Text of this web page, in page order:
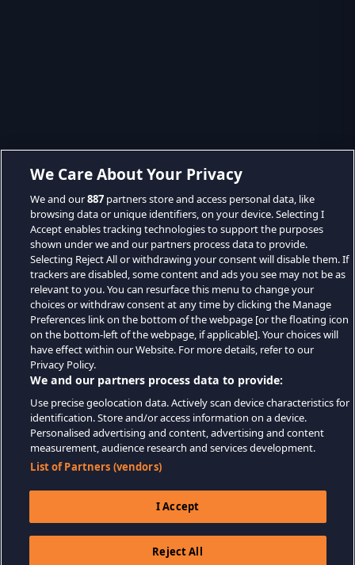
We Care About Your Privacy
We and our887 partners store and access personal data, like
browsing data or unique identifiers, on your device. Selecting I
Accept enables tracking technologies to support the purposes
shown under we and our partners process data to provide.
Selecting Reject All or withdrawing your consent will disable them. If
trackers are disabled, some content and ads you see may not be as
relevant to you. You can resurface this menu to change your
choices or withdraw consent at any time by clicking the Manage
Preferences link on the bottom of the webpage [or the floating icon
on the bottom-left of the webpage, if applicable]. Your choices will
have effect within our Website. For more details, refer to our
Privacy Policy.
We and our partners process data to provide:
Use precise geolocation data. Actively scan device characteristics for
identification. Store and/or access information on a device.
Personalised advertising and content, advertising and content
measurement, audience research and services development.
List of Partners (vendors)
I Accept
Reject All